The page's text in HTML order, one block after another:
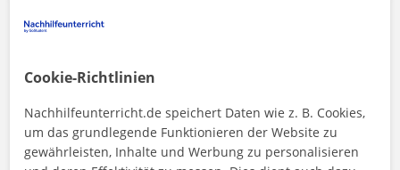
Mathe
Mathe-Tutor in Konstanz oder Remote, Klasse
5. bis 10.
Ich bin Julian, 22 Jahre alt und studiere Maschinenbau an der
Cookie-Richtlinien
Nachhilfeunterricht.de speichert Daten wie z. B. Cookies,
um das grundlegende Funktionieren der Website zu
gewährleisten, Inhalte und Werbung zu personalisieren